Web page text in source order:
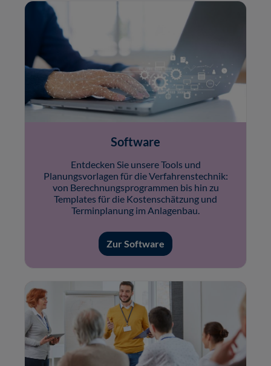
Software
Entdecken Sie unsere Tools und
Planungsvorlagen für die Verfahrenstechnik:
von Berechnungsprogrammen bis hin zu
Templates für die Kostenschätzung und
Terminplanung im Anlagenbau.
Zur Software